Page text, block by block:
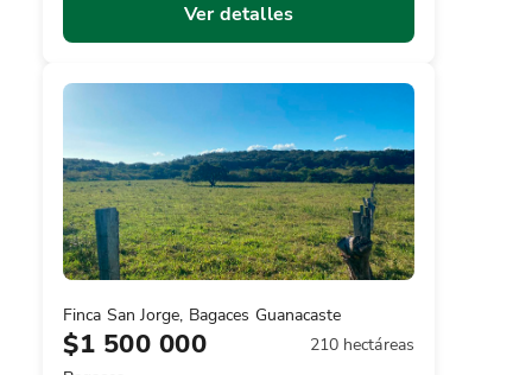
Ver detalles
Finca San Jorge, Bagaces Guanacaste
$1 500 000
210 hectáreas